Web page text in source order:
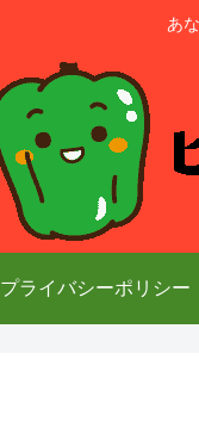
あ
プライバシーポリシー